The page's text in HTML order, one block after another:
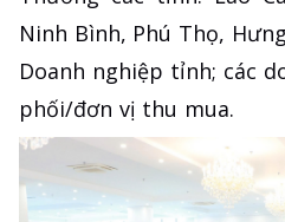
Ninh Bình, Phú Thọ,
Doanh nghiệp tỉnh; các
phối/đơn vị thu mua.